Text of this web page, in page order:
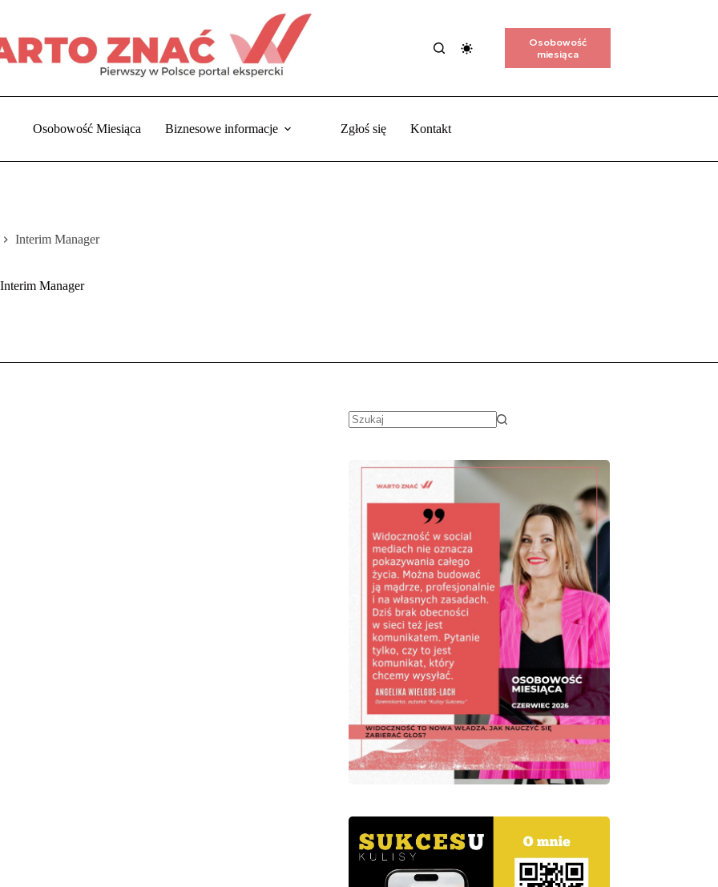
Osobowość
miesiąca
Osobowość Miesiąca Biznesowe informacje Zgłoś się Kontakt
Interim Manager
Interim Manager